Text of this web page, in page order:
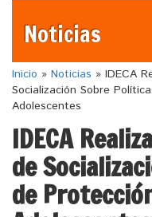
Noticias
Inicio » Noticias » IDECA
Socialización Sobre
Adolescentes
IDECA
de
de